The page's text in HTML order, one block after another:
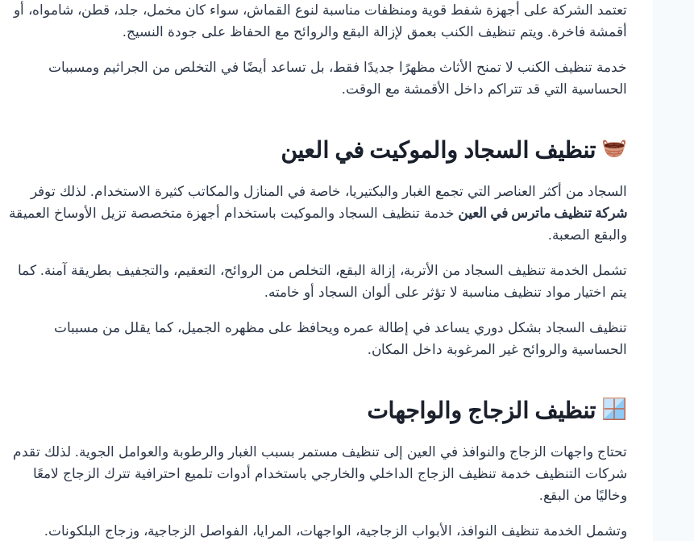
تعتمد الشركة على أجهزة شفط قوية ومنظفات مناسبة لنوع القماش، سواء كان مخمل، جلد، قطن، شامواه، أو
أقمشة فاخرة. ويتم تنظيف الكنب بعمق لإزالة البقع والروائح مع الحفاظ على جودة النسيج.
خدمة تنظيف الكنب لا تمنح الأثاث مظهرًا جديدًا فقط، بل تساعد أيضًا في التخلص من الجراثيم ومسببات
الحساسية التي قد تتراكم داخل الأقمشة مع الوقت.
تنظيف السجاد والموكيت في العين
السجاد من أكثر العناصر التي تجمع الغبار والبكتيريا، خاصة في المنازل والمكاتب كثيرة الاستخدام. لذلك توفر
شركة تنظيف ماترس في العين خدمة تنظيف السجاد والموكيت باستخدام أجهزة متخصصة تزيل الأوساخ العميقة
والبقع الصعبة.
تشمل الخدمة تنظيف السجاد من الأتربة، إزالة البقع، التخلص من الروائح، التعقيم، والتجفيف بطريقة آمنة. كما
يتم اختيار مواد تنظيف مناسبة لا تؤثر على ألوان السجاد أو خامته.
تنظيف السجاد بشكل دوري يساعد في إطالة عمره ويحافظ على مظهره الجميل، كما يقلل من مسببات
الحساسية والروائح غير المرغوبة داخل المكان.
تنظيف الزجاج والواجهات
تحتاج واجهات الزجاج والنوافذ في العين إلى تنظيف مستمر بسبب الغبار والرطوبة والعوامل الجوية. لذلك تقدم
شركات التنظيف خدمة تنظيف الزجاج الداخلي والخارجي باستخدام أدوات تلميع احترافية تترك الزجاج لامعًا
وخاليًا من البقع.
وتشمل الخدمة تنظيف النوافذ، الأبواب الزجاجية، الواجهات، المرايا، الفواصل الزجاجية، وزجاج البلكونات.